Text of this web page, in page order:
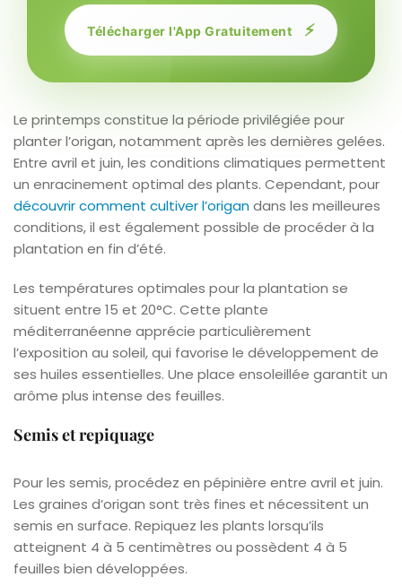
Télécharger l'App Gratuitement ⚡
Le printemps constitue la période privilégiée pour
planter l’origan, notamment après les dernières gelées.
Entre avril et juin, les conditions climatiques permettent
un enracinement optimal des plants. Cependant, pour
découvrir comment cultiver l’origandans les meilleures
conditions, il est également possible de procéder à la
plantation en fin d’été.
Les températures optimales pour la plantation se
situent entre 15 et 20°C. Cette plante
méditerranéenne apprécie particulièrement
l’exposition au soleil, qui favorise le développement de
ses huiles essentielles. Une place ensoleillée garantit un
arôme plus intense des feuilles.
Semis et repiquage
Pour les semis, procédez en pépinière entre avril et juin.
Les graines d’origan sont très fines et nécessitent un
semis en surface. Repiquez les plants lorsqu’ils
atteignent 4 à 5 centimètres ou possèdent 4 à 5
feuilles bien développées.